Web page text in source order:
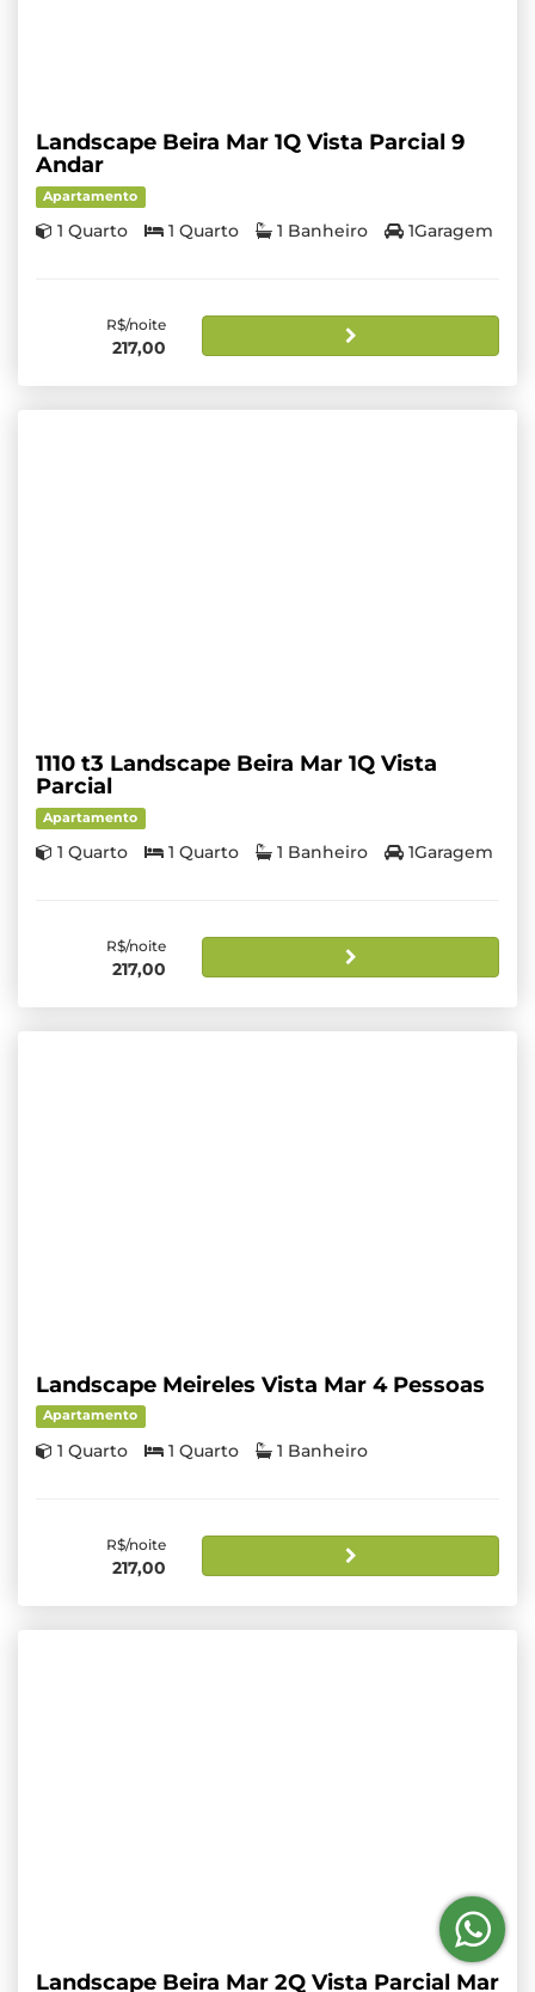
Landscape Beira Mar 1Q Vista Parcial 9
Andar
Apartamento
1 Quarto 1 Quarto 1 Banheiro 1Garagem
R$/noite
217,00
1110 t3 Landscape Beira Mar 1Q Vista
Parcial
Apartamento
1 Quarto 1 Quarto 1 Banheiro 1Garagem
R$/noite
217,00
Landscape Meireles Vista Mar 4 Pessoas
Apartamento
1 Quarto 1 Quarto 1 Banheiro
R$/noite
217,00
Landscape Beira Mar 2Q Vista Parcial Mar